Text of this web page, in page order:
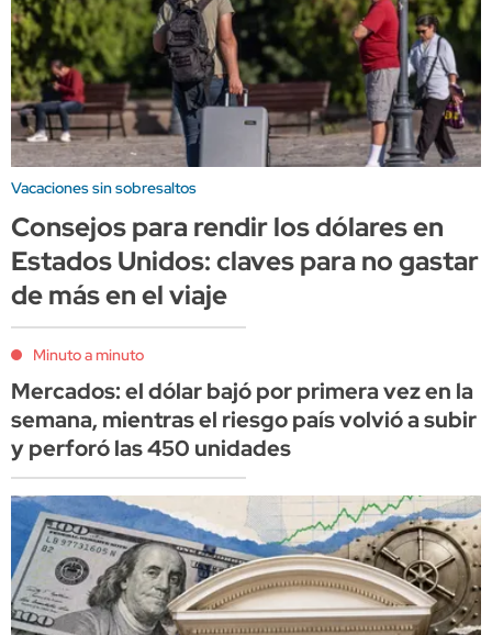
Vacaciones sin sobresaltos
Consejos para rendir los dólares en
Estados Unidos: claves para no gastar
de más en el viaje
Minuto a minuto
Mercados: el dólar bajó por primera vez en la
semana, mientras el riesgo país volvió a subir
y perforó las 450 unidades